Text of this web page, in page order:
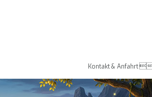
Kontakt & Anfahrt